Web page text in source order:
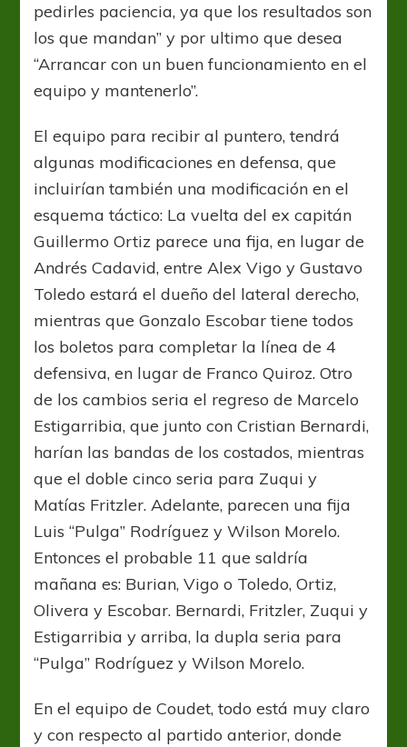
pedirles paciencia, ya que los resultados son
los que mandan” y por ultimo que desea
“Arrancar con un buen funcionamiento en el
equipo y mantenerlo”.
El equipo para recibir al puntero, tendrá
algunas modificaciones en defensa, que
incluirían también una modificación en el
esquema táctico: La vuelta del ex capitán
Guillermo Ortiz parece una fija, en lugar de
Andrés Cadavid, entre Alex Vigo y Gustavo
Toledo estará el dueño del lateral derecho,
mientras que Gonzalo Escobar tiene todos
los boletos para completar la línea de 4
defensiva, en lugar de Franco Quiroz. Otro
de los cambios seria el regreso de Marcelo
Estigarribia, que junto con Cristian Bernardi,
harían las bandas de los costados, mientras
que el doble cinco seria para Zuqui y
Matías Fritzler. Adelante, parecen una fija
Luis “Pulga” Rodríguez y Wilson Morelo.
Entonces el probable 11 que saldría
mañana es: Burian, Vigo o Toledo, Ortiz,
Olivera y Escobar. Bernardi, Fritzler, Zuqui y
Estigarribia y arriba, la dupla seria para
“Pulga” Rodríguez y Wilson Morelo.
En el equipo de Coudet, todo está muy claro
y con respecto al partido anterior, donde